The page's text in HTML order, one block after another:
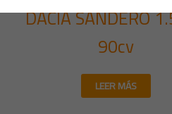
DACIA SANDERO
90cv
LEER MÁS